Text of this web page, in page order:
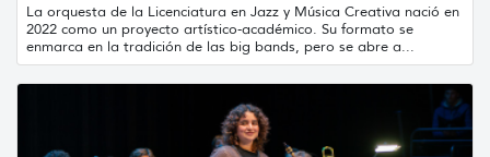
La orquesta de la Licenciatura en Jazz y Música Creativa nació en
2022 como un proyecto artístico-académico. Su formato se
enmarca en la tradición de las big bands, pero se abre a...